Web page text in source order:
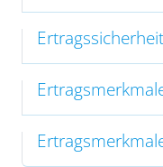
Ertragssicherheit